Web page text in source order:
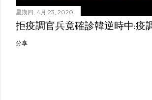
星期四, 4月 23, 2020
拒疫調官兵竟確診韓逆時中:疫
分享